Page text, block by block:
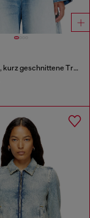
Übergroße, kurz geschnittene Truckerjacke